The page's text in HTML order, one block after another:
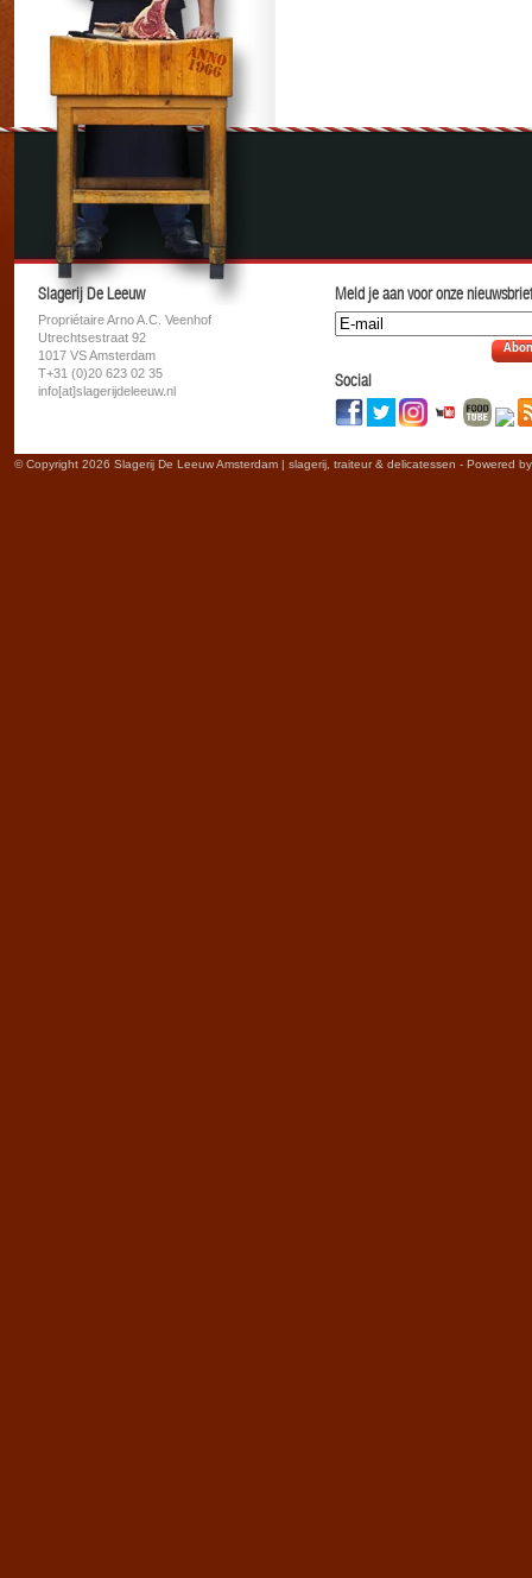
Slagerij De Leeuw
Propriétaire Arno A.C. Veenhof
Utrechtsestraat 92
1017 VS Amsterdam
T+31 (0)20 623 02 35
info[at]slagerijdeleeuw.nl
Meld je aan voor onze
Social
© Copyright 2026 Slagerij De Leeuw Amsterdam | slagerij, traiteur & delicatessen - Powered